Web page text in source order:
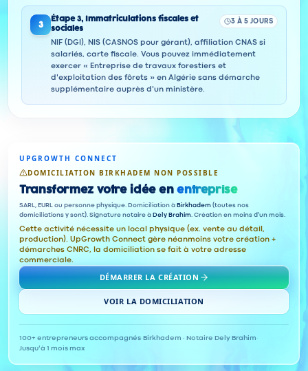
3
Étape 3,
Immatriculations fiscales et
sociales
3 À 5 JOURS
NIF (DGI), NIS (CASNOS pour gérant), affiliation CNAS si
salariés, carte fiscale. Vous pouvez immédiatement
exercer « Entreprise de travaux forestiers et
d'exploitation des fôrets » en Algérie sans démarche
supplémentaire auprès d'un ministère.
UPGROWTH CONNECT
DOMICILIATION BIRKHADEM NON POSSIBLE
Transformez votre idée en entreprise
SARL, EURL ou personne physique. Domiciliation à Birkhadem (toutes nos
domiciliations y sont). Signature notaire à Dely Brahim . Création en moins d'un mois.
Cette activité nécessite un local physique (ex. vente au détail,
production). UpGrowth Connect gère néanmoins votre création +
démarches CNRC, la domiciliation se fait à votre adresse
commerciale.
DÉMARRER LA CRÉATION
VOIR LA DOMICILIATION
100+ entrepreneurs accompagnés·Birkhadem · Notaire Dely Brahim ·
Jusqu'à 1 mois max